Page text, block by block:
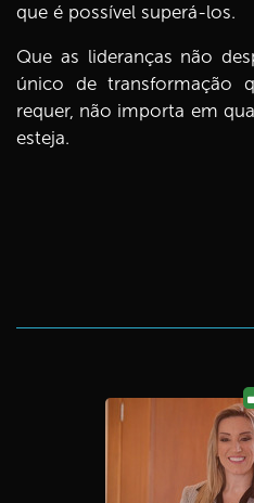
que é possível superá-los.
Que as lideranças não
único de transformação
requer, não importa em
esteja.